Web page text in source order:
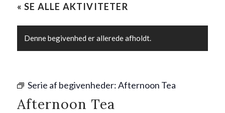
« SE ALLE AKTIVITETER
Denne begivenhed er allerede afholdt.
Serie af begivenheder:Afternoon Tea
Afternoon Tea